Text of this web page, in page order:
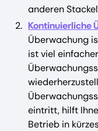
anderen
Kontinuierliche
Überwachung
ist viel
eintritt, hilft
Betrieb in